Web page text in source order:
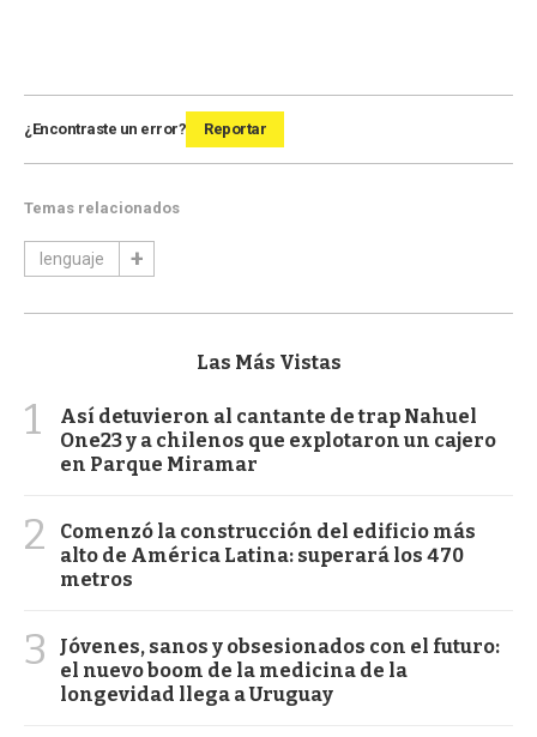
¿Encontraste un error? Reportar
Temas relacionados
lenguaje
Las Más Vistas
1
Así detuvieron al cantante de trap Nahuel
One23 y a chilenos que explotaron un cajero
en Parque Miramar
2
Comenzó la construcción del edificio más
alto de América Latina: superará los 470
metros
3
Jóvenes, sanos y obsesionados con el futuro:
el nuevo boom de la medicina de la
longevidad llega a Uruguay